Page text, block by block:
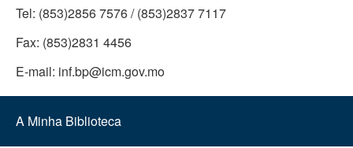
Tel: (853)2856 7576 / (853)2837 7117
Fax: (853)2831 4456
E-mail: inf.bp@icm.gov.mo
A Minha Biblioteca